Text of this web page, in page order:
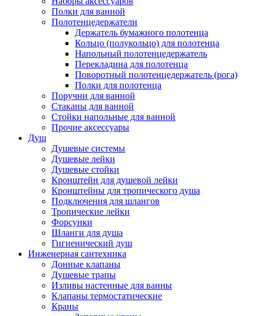
Полки для ванной
Полотенцедержатели
Держатель бумажного полотенца
Кольцо (полукольцо) для полотенца
Напольный полотенцедержатель
Перекладина для полотенца
Поворотный полотенцедержатель (рога)
Полки для полотенца
Поручни для ванной
Стаканы для ванной
Стойки напольные для ванной
Прочие аксессуары
Душ
Душевые системы
Душевые лейки
Душевые стойки
Кронштейн для душевой лейки
Кронштейны для тропического душа
Подключения для шлангов
Тропические лейки
Форсунки
Шланги для душа
Гигиенический душ
Инженерная сантехника
Донные клапаны
Душевые трапы
Изливы настенные для ванны
Клапаны термостатические
Краны